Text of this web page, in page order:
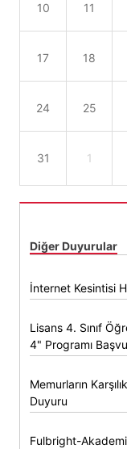
10 11
17 18
24 25
31 1
Diğer Duyurular
İnternet Kesintisi
Lisans 4. Sınıf
4" Programı
Memurların
Duyuru
Fulbright-